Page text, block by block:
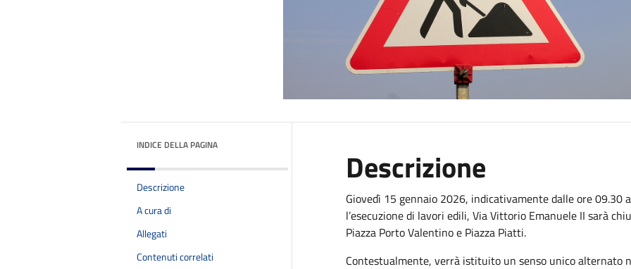
INDICE DELLA PAGINA
Descrizione
A cura di
Allegati
Contenuti correlati
Descrizione
Giovedì 15 gennaio 2026, indicativamente dalle ore 09.30
l’esecuzione di lavori edili, Via Vittorio Emanuele II sarà
Piazza Porto Valentino e Piazza Piatti.
Contestualmente, verrà istituito un senso unico alternato